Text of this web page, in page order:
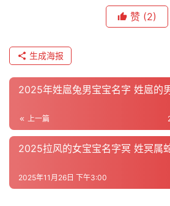
语
字
lóu cí kuò
寓意解释：
扩：指张大、推广，引申为广、
赞 (2)
生成海报
2025年姓扈兔男宝宝名字 姓扈的
上一篇
2025拉风的女宝宝名字冥 姓冥属
2025年11月26日 下午3:00